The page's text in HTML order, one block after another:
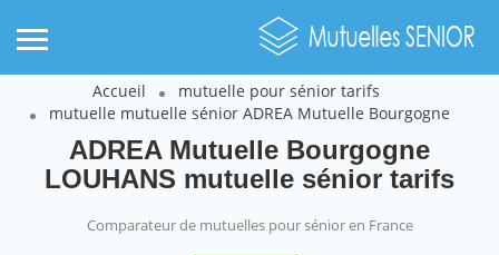
Accueil
mutuelle pour sénior tarifs
mutuelle mutuelle sénior ADREA Mutuelle Bourgogne
ADREA Mutuelle Bourgogne
LOUHANS mutuelle sénior tarifs
Comparateur de mutuelles pour sénior en France